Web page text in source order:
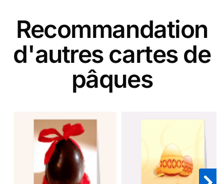
Recommandation
d'autres cartes de
pâques